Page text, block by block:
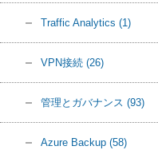
Traffic Analytics (1)
VPN接続 (26)
管理とガバナンス (93)
Azure Backup (58)